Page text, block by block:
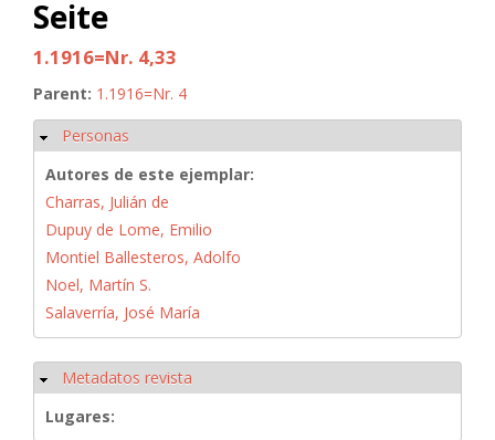
Seite
1.1916=Nr. 4,33
Parent: 1.1916=Nr. 4
Ocultar
Personas
Autores de este ejemplar:
Charras, Julián de
Dupuy de Lome, Emilio
Montiel Ballesteros, Adolfo
Noel, Martín S.
Salaverría, José María
Ocultar
Metadatos revista
Lugares: